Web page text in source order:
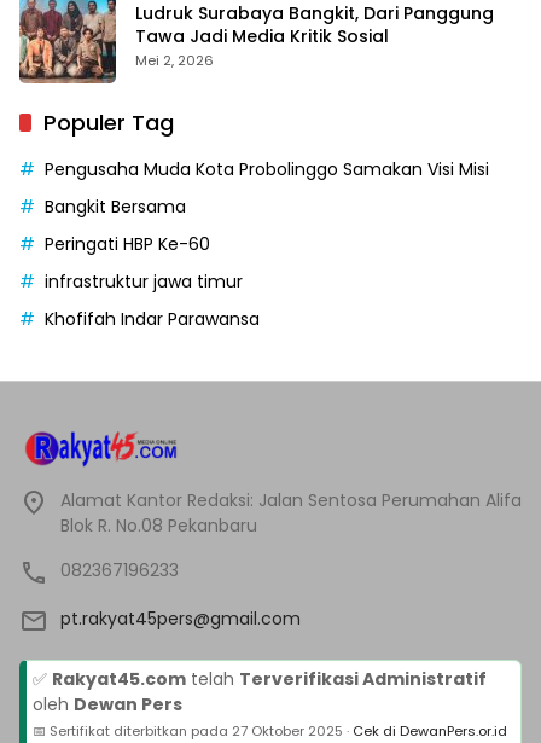
Ludruk Surabaya Bangkit, Dari Panggung
Tawa Jadi Media Kritik Sosial
Mei 2, 2026
Populer Tag
Pengusaha Muda Kota Probolinggo Samakan Visi Misi
Bangkit Bersama
Peringati HBP Ke-60
infrastruktur jawa timur
Khofifah Indar Parawansa
Alamat Kantor Redaksi: Jalan Sentosa Perumahan Alifa
Blok R. No.08 Pekanbaru
082367196233
pt.rakyat45pers@gmail.com
✅ Rakyat45.com telah Terverifikasi Administratif
oleh Dewan Pers
📅 Sertifikat diterbitkan pada 27 Oktober 2025 · Cek di DewanPers.or.id